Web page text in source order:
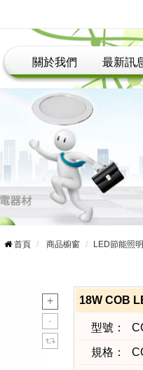
關於我們 最新訊
首頁 商品櫥窗 LED節能照明
18W COB
型號：
規格：